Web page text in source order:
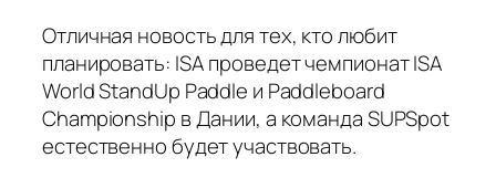
Отличная новость для тех, кто любит
планировать: ISA проведет чемпионат ISA
World StandUp Paddle и Paddleboard
Championship в Дании, а команда SUPSpot
естественно будет участвовать.